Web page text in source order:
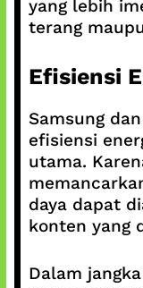
yang lebih
terang
Efisiensi
Samsung
efisiensi
utama.
daya dapat
konten yang
Dalam